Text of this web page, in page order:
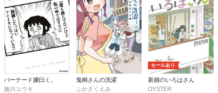
バーナード嬢曰く。
施川ユウキ
鬼桐さんの洗濯
ふかさくえみ
セールあり
新婚のいろはさん
OYSTER